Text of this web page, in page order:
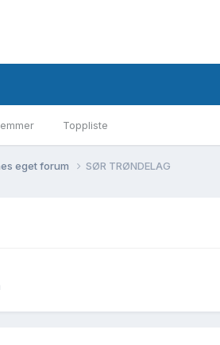
Toppliste
eget forum SØR TRØNDELAG